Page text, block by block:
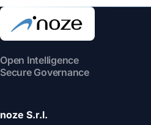
Open Intelligence
Secure Governance
noze S.r.l.